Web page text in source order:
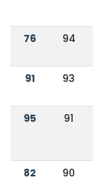
76 94
91 93
95 91
82 90